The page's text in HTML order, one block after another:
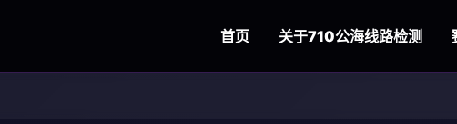
首页 关于710公海线路检测